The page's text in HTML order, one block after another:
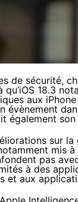
de sécurité,
qu’iOS 18.3
aux
évènement
également son
sur
mis
pas
à des
et aux